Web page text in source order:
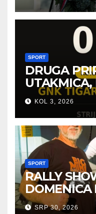
SPORT
DRUGA
UTAKMICA,
POBJEDA
KOL 3, 2026
SPORT
RALLY
DOMENICA
U AUSTRIJI
SRP 30, 2026